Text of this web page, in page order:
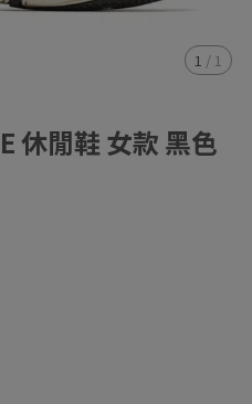
1 / 1
休閒鞋 女款 黑色